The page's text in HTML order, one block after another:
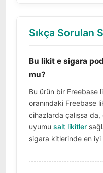
Sıkça Sorulan
Bu likit e sigara
mu?
Bu ürün bir Freebase
oranındaki Freebase
cihazlarda çalışsa
uyumu salt likitler
sigara kitlerinde en iyi